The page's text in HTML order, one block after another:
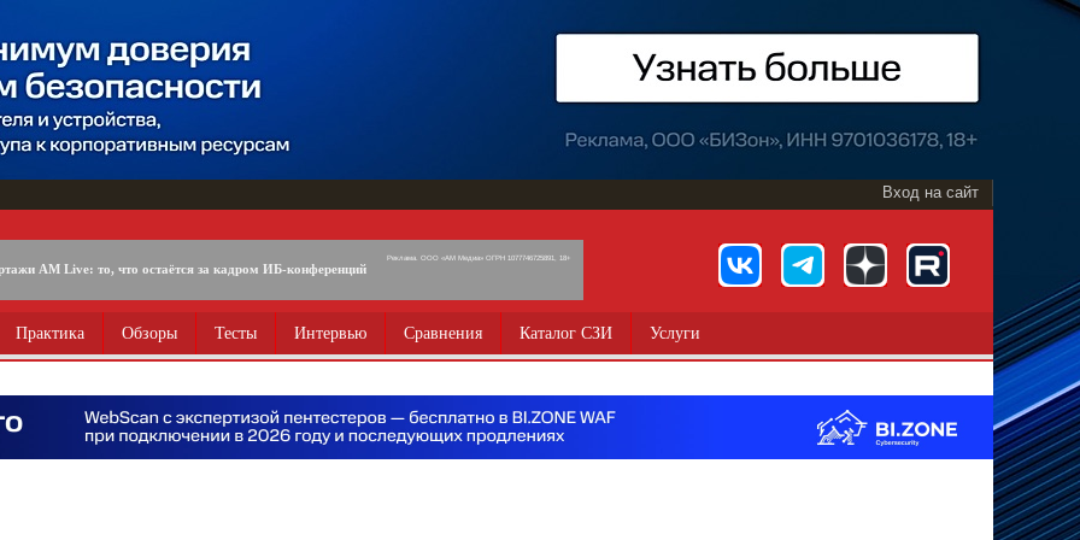
Вход на сайт
AM Live: то, что остаётся за кадром ИБ-конференций
Реклама. ООО «АМ Медиа» ОГРН 1077746725891, 18+
Практика Обзоры Тесты Интервью Сравнения Каталог СЗИ Услуги